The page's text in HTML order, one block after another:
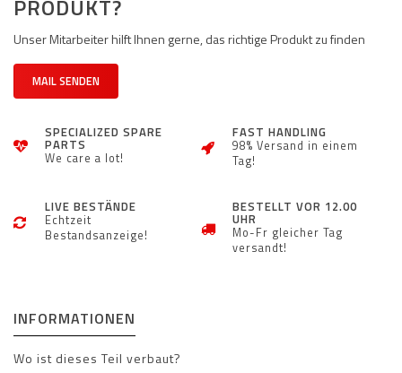
PRODUKT?
Unser Mitarbeiter hilft Ihnen gerne, das richtige Produkt zu finden
MAIL SENDEN
SPECIALIZED SPARE
PARTS
We care a lot!
FAST HANDLING
98% Versand in einem
Tag!
LIVE BESTÄNDE
Echtzeit
Bestandsanzeige!
BESTELLT VOR 12.00
UHR
Mo-Fr gleicher Tag
versandt!
INFORMATIONEN
Wo ist dieses Teil verbaut?